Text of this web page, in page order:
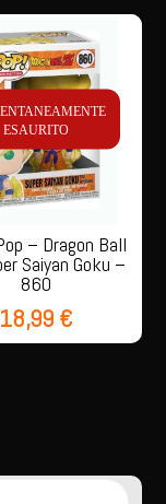
ESAURITO
– Dragon Ball
Saiyan Goku –
860
18,99 €